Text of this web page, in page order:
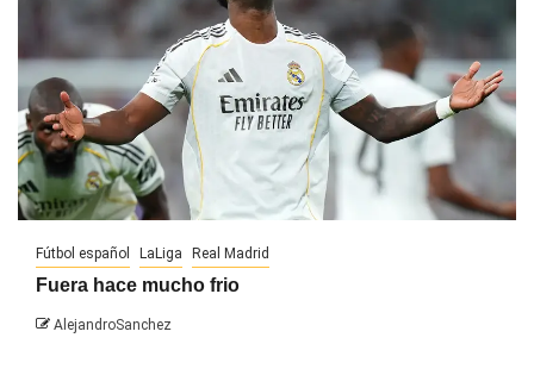
Fútbol español LaLiga Real Madrid
Fuera hace mucho frio
AlejandroSanchez